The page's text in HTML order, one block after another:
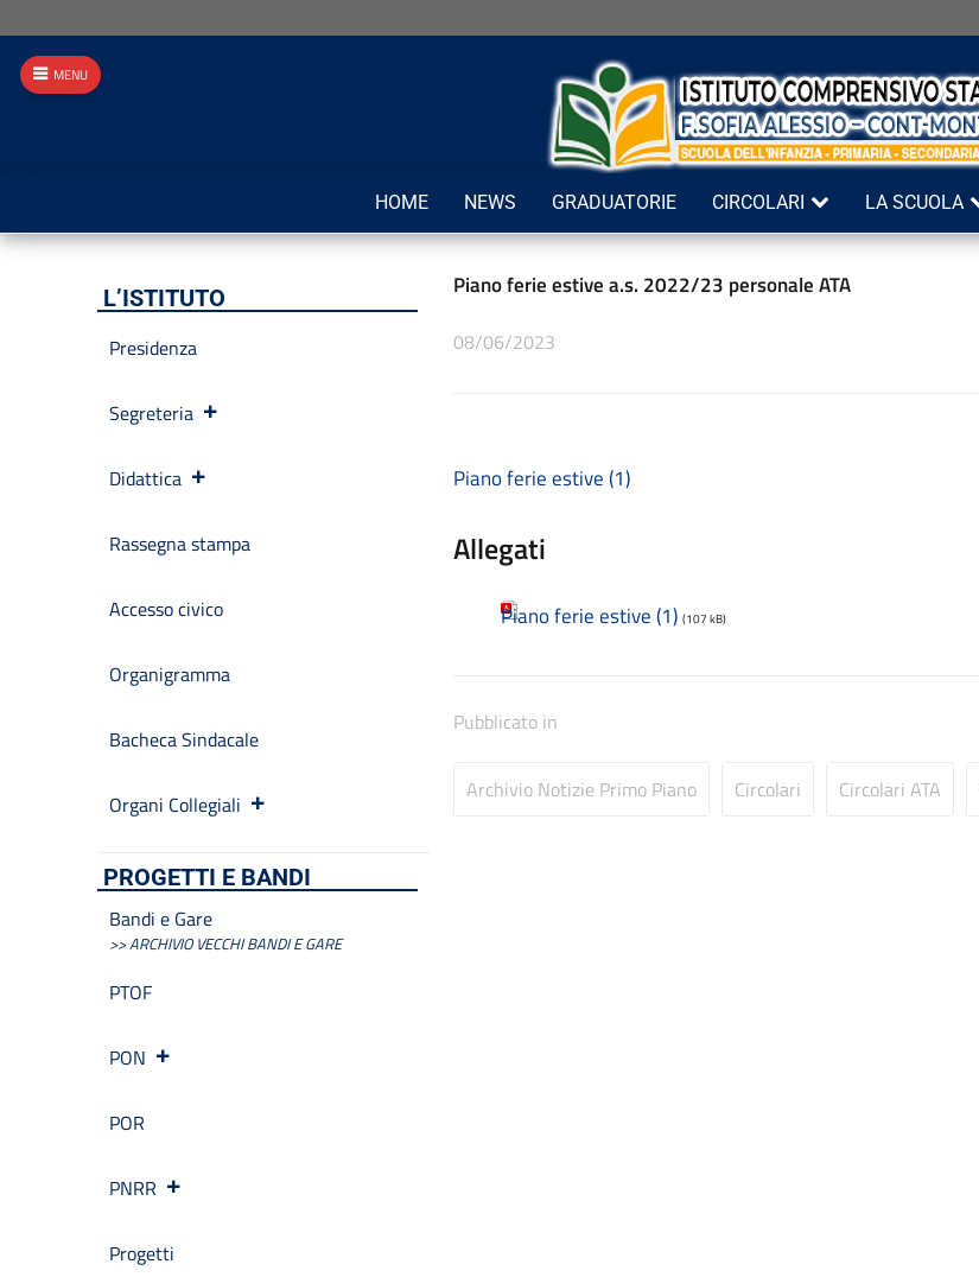
HOME NEWS GRADUATORIE CIRCOLARI LA SCUOLA
Piano ferie estive a.s. 2022/23 personale ATA
08/06/2023
Piano ferie estive (1)
Allegati
Piano ferie estive (1) (107 kB)
Pubblicato in
Archivio Notizie Primo Piano Circolari Circolari ATA
L’ISTITUTO
Presidenza
Segreteria
Didattica
Rassegna stampa
Accesso civico
Organigramma
Bacheca Sindacale
Organi Collegiali
PROGETTI E BANDI
Bandi e Gare
>> ARCHIVIO VECCHI BANDI E GARE
PTOF
PON
POR
PNRR
Progetti
MENU